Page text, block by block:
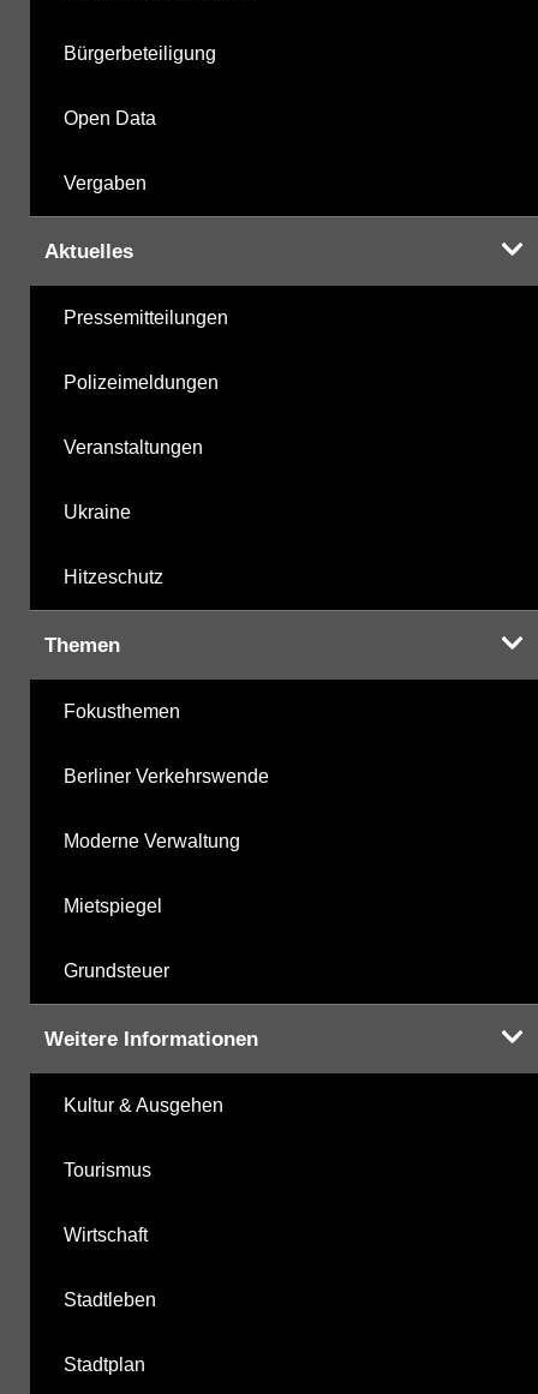
Bürgerbeteiligung
Open Data
Vergaben
Aktuelles
Pressemitteilungen
Polizeimeldungen
Veranstaltungen
Ukraine
Hitzeschutz
Themen
Fokusthemen
Berliner Verkehrswende
Moderne Verwaltung
Mietspiegel
Grundsteuer
Weitere Informationen
Kultur & Ausgehen
Tourismus
Wirtschaft
Stadtleben
Stadtplan